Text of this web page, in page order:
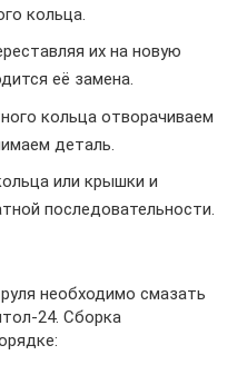
кольца.
их на новую
её замена.
кольца отворачиваем
деталь.
или крышки и
последовательности.
необходимо смазать
24. Сборка